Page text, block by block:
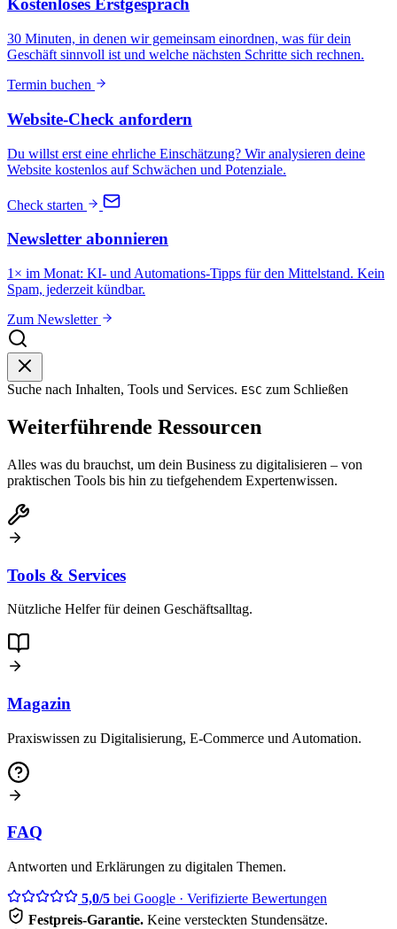
Kostenloses Erstgespräch
30 Minuten, in denen wir gemeinsam einordnen, was für dein
Geschäft sinnvoll ist und welche nächsten Schritte sich rechnen.
Termin buchen
Website-Check anfordern
Du willst erst eine ehrliche Einschätzung? Wir analysieren deine
Website kostenlos auf Schwächen und Potenziale.
Check starten
Newsletter abonnieren
1× im Monat: KI- und Automations-Tipps für den Mittelstand. Kein
Spam, jederzeit kündbar.
Zum Newsletter
Suche nach Inhalten, Tools und Services. ESC zum Schließen
Weiterführende Ressourcen
Alles was du brauchst, um dein Business zu digitalisieren – von
praktischen Tools bis hin zu tiefgehendem Expertenwissen.
Tools & Services
Nützliche Helfer für deinen Geschäftsalltag.
Magazin
Praxiswissen zu Digitalisierung, E-Commerce und Automation.
FAQ
Antworten und Erklärungen zu digitalen Themen.
5,0/5 bei Google · Verifizierte Bewertungen
Festpreis-Garantie. Keine versteckten Stundensätze.